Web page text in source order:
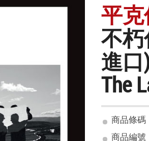
平克
不朽
進口
The
商品條碼
商品編號